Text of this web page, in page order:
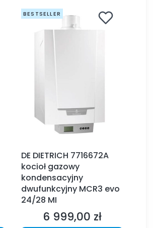
BESTSELLER
DE DIETRICH 7716672A
kocioł gazowy
kondensacyjny
dwufunkcyjny MCR3 evo
24/28 MI
Cena
6 999,00 zł